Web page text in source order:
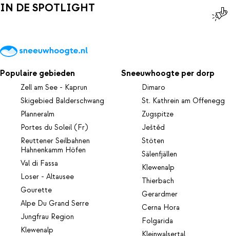
IN DE SPOTLIGHT
Populaire gebieden
Zell am See - Kaprun
Skigebied Balderschwang
Planneralm
Portes du Soleil (Fr)
Reuttener Seilbahnen
Hahnenkamm Höfen
Val di Fassa
Loser - Altausee
Gourette
Alpe Du Grand Serre
Jungfrau Region
Klewenalp
Sneeuwhoogte per dorp
Dimaro
St. Kathrein am Offenegg
Zugspitze
Ještěd
Stöten
Sälenfjällen
Klewenalp
Thierbach
Gerardmer
Cerna Hora
Folgarida